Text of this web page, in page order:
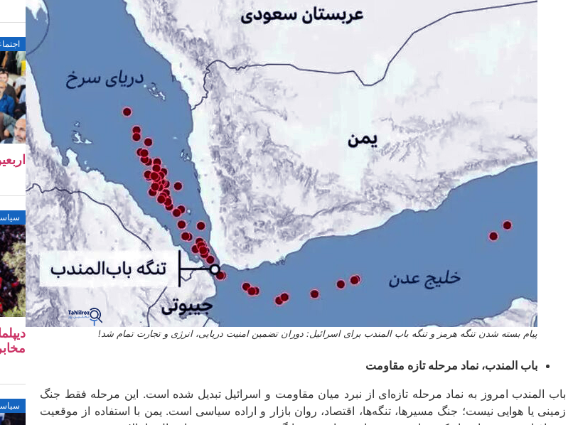
پیام بسته شدن تنگه هرمز و تنگه باب‌ المندب برای اسرائیل: دوران تضمین امنیت دریایی، انرژی و تجارت تمام شد!
باب‌ المندب، نماد مرحله تازه مقاومت
باب‌ المندب امروز به نماد مرحله تازه‌ای از نبرد میان مقاومت و اسرائیل تبدیل شده است. این مرحله فقط جنگ
زمینی یا هوایی نیست؛ جنگ مسیرها، تنگه‌ها، اقتصاد، روان بازار و اراده سیاسی است. یمن با استفاده از موقعیت